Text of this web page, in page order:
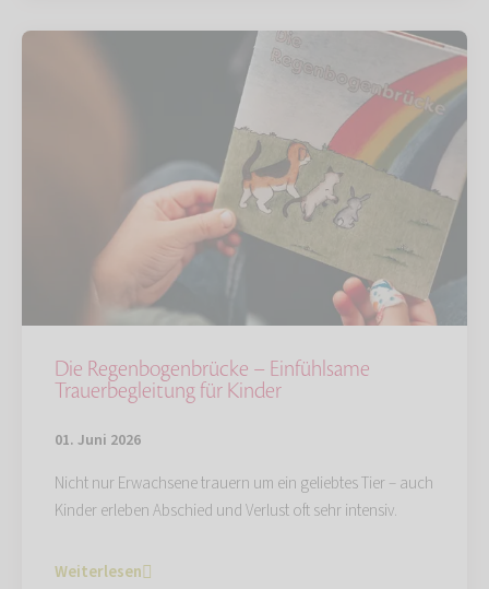
Die Regenbogenbrücke – Einfühlsame
Trauerbegleitung für Kinder
01. Juni 2026
Nicht nur Erwachsene trauern um ein geliebtes Tier – auch
Kinder erleben Abschied und Verlust oft sehr intensiv.
Weiterlesen